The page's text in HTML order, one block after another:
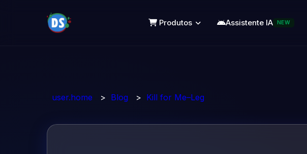
Produtos Assistente IA NEW
user.home > Blog > Kill for Me–Leg